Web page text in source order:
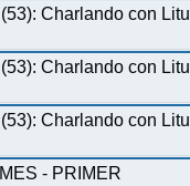
Charlando con
Charlando con
Charlando con
- PRIMER